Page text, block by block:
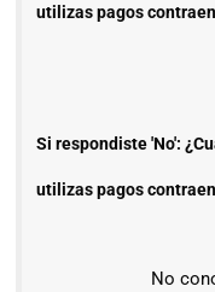
utilizas pagos
Si respondiste 'No':
utilizas pagos
No